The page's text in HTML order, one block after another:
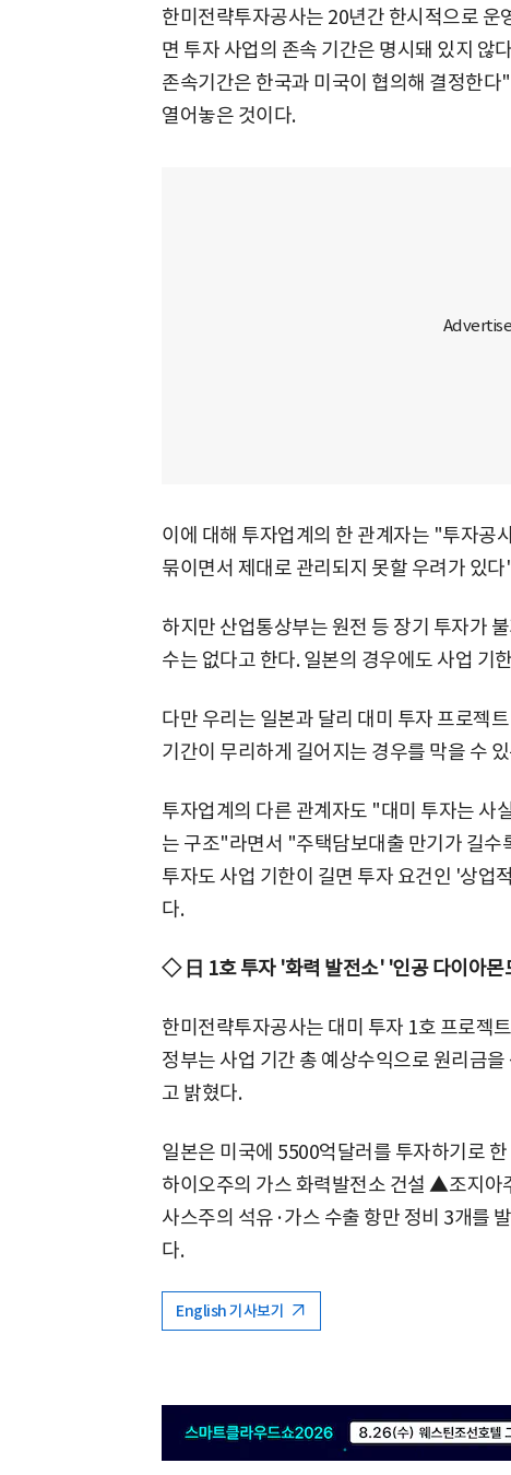
한미전략투자공사는 20년간 한시적으로 운
면 투자 사업의 존속 기간은 명시돼 있지 않
존속기간은 한국과 미국이 협의해 결정한
열어놓은 것이다.
이에 대해 투자업계의 한 관계자는 "투자공
묶이면서 제대로 관리되지 못할 우려가 있
하지만 산업통상부는 원전 등 장기 투자가
수는 없다고 한다. 일본의 경우에도 사업 기
다만 우리는 일본과 달리 대미 투자 프로젝
기간이 무리하게 길어지는 경우를 막을 수
투자업계의 다른 관계자도 "대미 투자는 사
는 구조"라면서 "주택담보대출 만기가 길수
투자도 사업 기한이 길면 투자 요건인 '상업
다.
◇ 日 1호 투자 '화력 발전소' '인공 다이아
한미전략투자공사는 대미 투자 1호 프로젝
정부는 사업 기간 총 예상수익으로 원리금
고 밝혔다.
일본은 미국에 5500억달러를 투자하기로
하이오주의 가스 화력발전소 건설 ▲조지
사스주의 석유·가스 수출 항만 정비 3개를
다.
English 기사보기